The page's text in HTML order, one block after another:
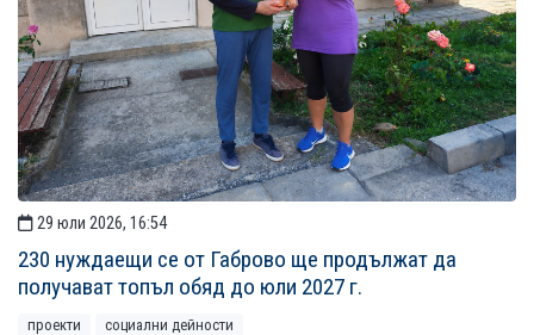
29 юли 2026, 16:54
230 нуждаещи се от Габрово ще продължат да
получават топъл обяд до юли 2027 г.
проекти социални дейности